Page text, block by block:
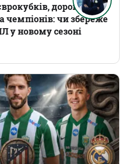
дорогі
чемпіонів: чи збереже
у новому сезоні